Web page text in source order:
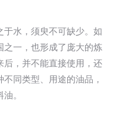
水，须臾不可缺少。如
之一，也形成了庞大的炼
后，并不能直接使用，还
同类型、用途的油品，
。